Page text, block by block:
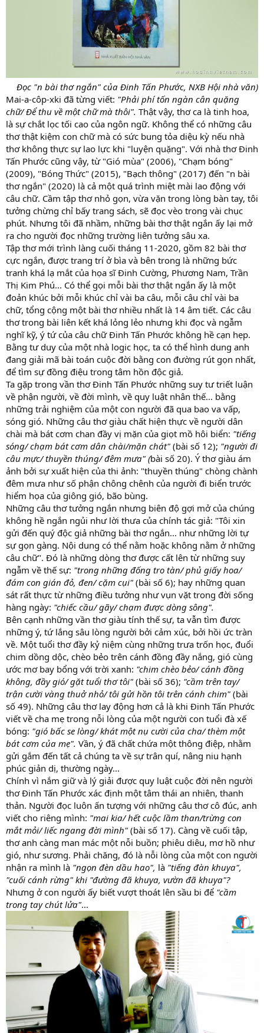
Đọc "n bài thơ ngắn" của Đinh Tấn Phước, NXB Hội nhà văn)
Mai-a-côp-xki đã từng viết: "Phải phí tốn ngàn cân quặng
chữ/ Để thu về một chữ mà thôi". Thật vậy, thơ ca là tinh hoa,
là sự chắt lọc tối cao của ngôn ngữ. Không thể có những câu
thơ thật kiệm con chữ mà có sức bung tỏa diệu kỳ nếu nhà
thơ không thực sự lao lực khi "luyện quặng". Với nhà thơ Đinh
Tấn Phước cũng vậy, từ "Gió mùa" (2006), "Chạm bóng"
(2009), "Bóng Thức" (2015), "Bạch thông" (2017) đến "n bài
thơ ngắn" (2020) là cả một quá trình miệt mài lao động với
câu chữ. Cầm tập thơ nhỏ gọn, vừa vặn trong lòng bàn tay, tôi
tưởng chừng chỉ bấy trang sách, sẽ đọc vèo trong vài chục
phút. Nhưng tôi đã nhầm, những bài thơ thật ngắn ấy lại mở
ra cho người đọc những trường liên tưởng sâu xa.
Tập thơ mới trình làng cuối tháng 11-2020, gồm 82 bài thơ
cực ngắn, được trang trí ở bìa và bên trong là những bức
tranh khá lạ mắt của họa sĩ Đinh Cường, Phương Nam, Trần
Thị Kim Phú... Có thể gọi mỗi bài thơ thật ngắn ấy là một
đoản khúc bởi mỗi khúc chỉ vài ba câu, mỗi câu chỉ vài ba
chữ, tổng cộng một bài thơ nhiều nhất là 14 âm tiết. Các câu
thơ trong bài liên kết khá lỏng lẻo nhưng khi đọc và ngẫm
nghĩ kỹ, ý tứ của câu chữ Đinh Tấn Phước không hề cạn hẹp.
Bằng tư duy của một nhà logic học, ta có thể hình dung anh
đang giải mã bài toán cuộc đời bằng con đường rút gọn nhất,
để tìm sự đồng điệu trong tâm hồn độc giả.
Ta gặp trong vần thơ Đinh Tấn Phước những suy tư triết luận
về phận người, về đời mình, về quy luật nhân thế... bằng
những trải nghiệm của một con người đã qua bao va vấp,
sóng gió. Những câu thơ giàu chất hiện thực về người dân
chài mà bát cơm chan đầy vị mặn của giọt mồ hôi biển: "tiếng
sóng/ chạm bát cơm dân chài/mặn chát" (bài số 12); "người đi
câu mực/ thuyền thúng/ đêm mưa" (bài số 20). Ý thơ giàu ám
ảnh bởi sự xuất hiện của thi ảnh: "thuyền thúng" chòng chành
đêm mưa như số phận chông chênh của người đi biển trước
hiểm họa của giông gió, bão bùng.
Những câu thơ tưởng ngắn nhưng biên độ gợi mở của chúng
không hề ngắn ngủi như lời thưa của chính tác giả: "Tôi xin
gửi đến quý độc giả những bài thơ ngắn... như những lời tự
sự gọn gàng. Nội dung có thể nằm hoặc không nằm ở những
câu chữ". Đó là những dòng thơ được cất lên từ những suy
ngẫm về thế sự: "trong những đống tro tàn/ phủ giấy hoa/
đám con gián đỏ, đen/ cặm cụi" (bài số 6); hay những quan
sát rất thực từ những điều tưởng như vụn vặt trong đời sống
hàng ngày: "chiếc cầu/ gãy/ chạm được dòng sông".
Bên cạnh những vần thơ giàu tính thế sự, ta vẫn tìm được
những ý, tứ lắng sâu lòng người bởi cảm xúc, bởi hồi ức tràn
về. Một tuổi thơ đầy kỷ niệm cùng những trưa trốn học, đuổi
chim dồng dộc, chèo bẻo trên cánh đồng đầy nắng, gió cùng
ước mơ bay bổng với trời xanh: "chim chèo bẻo/ cánh đồng
không, đầy gió/ gặt tuổi thơ tôi" (bài số 36); "cầm trên tay/
trận cười vàng thuở nhỏ/ tôi gửi hồn tôi trên cánh chim" (bài
số 49). Những câu thơ lay động hơn cả là khi Đinh Tấn Phước
viết về cha mẹ trong nỗi lòng của một người con tuổi đà xế
bóng: "gió bấc se lòng/ khát một nụ cười của cha/ thèm một
bát cơm của mẹ". Vần, ý đã chất chứa một thông điệp, nhằm
gửi gắm đến tất cả chúng ta về sự trân quí, nâng niu hạnh
phúc giản dị, thường ngày...
Chính vì nắm giữ và lý giải được quy luật cuộc đời nên người
thơ Đinh Tấn Phước xác định một tâm thái an nhiên, thanh
thản. Người đọc luôn ấn tượng với những câu thơ cô đúc, anh
viết cho riêng mình: "mai kia/ hết cuộc lầm than/trừng con
mắt mỏi/ liếc ngang đời mình" (bài số 17). Càng về cuối tập,
thơ anh càng man mác một nỗi buồn; phiêu diêu, mơ hồ như
gió, như sương. Phải chăng, đó là nỗi lòng của một con người
nhận ra mình là "ngọn đèn dầu hao", là "tiếng đàn khuya",
"cuối cánh rừng" khi "đường đã khuya, vườn đã khuya"?
Nhưng ở con người ấy biết vượt thoát lên sầu bi để "cầm
trong tay chút lửa"...